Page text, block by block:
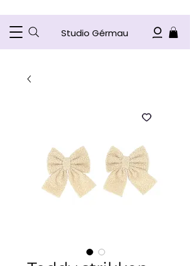
Studio Gérmau